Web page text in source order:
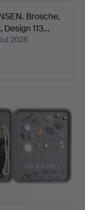
Brosche,
Design 113…
2026